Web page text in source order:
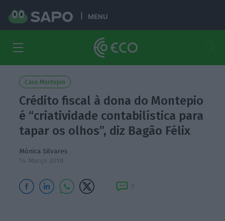
MENU
Caso Montepio
Crédito fiscal à dona do Montepio
é “criatividade contabilística para
tapar os olhos”, diz Bagão Félix
Mónica Silvares
14 Março 2018
3